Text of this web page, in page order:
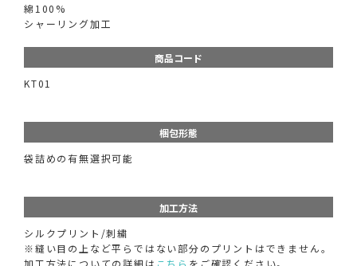
綿100%
シャーリング加工
商品コード
KT01
梱包形態
袋詰めの有無選択可能
加工方法
シルクプリント/刺繍
※縫い目の上など平らではない部分のプリントはできません。